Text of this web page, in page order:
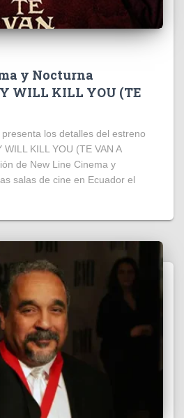
y Nocturna
WILL KILL YOU (TE
los detalles del estreno
KILL YOU (TE VAN A
de New Line Cinema y
salas de cine en Ecuador el